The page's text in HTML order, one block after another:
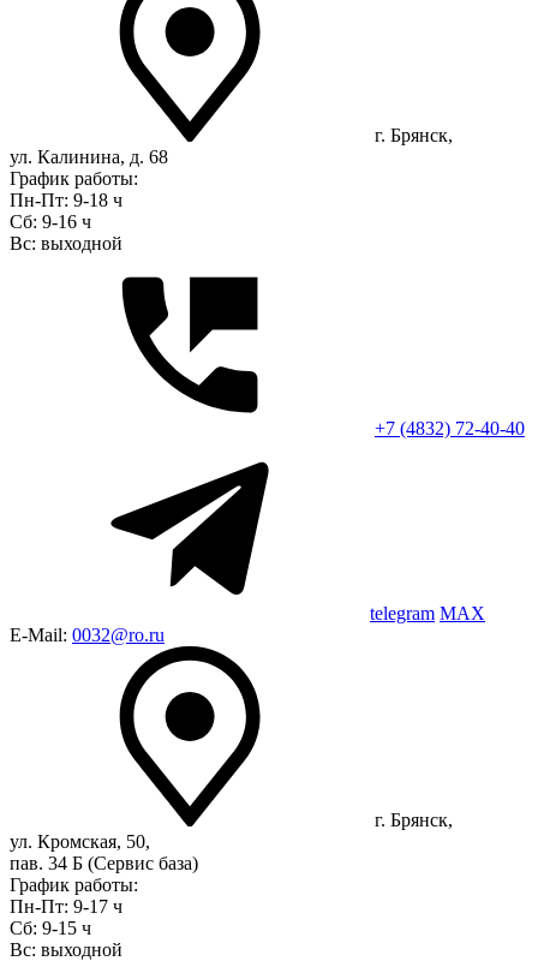
г. Брянск,
ул. Калинина, д. 68
График работы:
Пн-Пт: 9-18 ч
Сб: 9-16 ч
Вс: выходной
+7 (4832) 72-40-40
telegram MAX
E-Mail: 0032@ro.ru
г. Брянск,
ул. Кромская, 50,
пав. 34 Б (Сервис база)
График работы:
Пн-Пт: 9-17 ч
Сб: 9-15 ч
Вс: выходной